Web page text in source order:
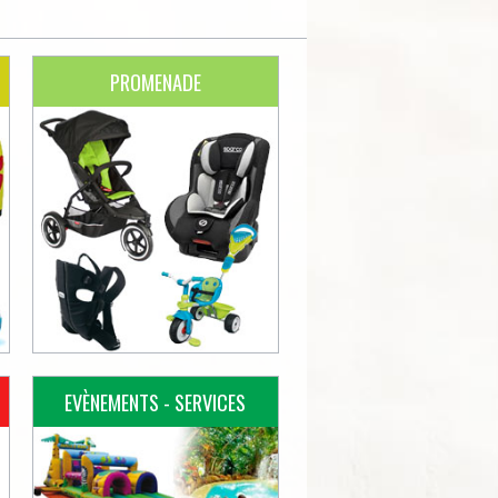
PROMENADE
EVÈNEMENTS - SERVICES